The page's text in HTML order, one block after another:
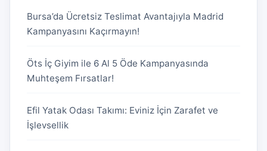
Bursa’da Ücretsiz Teslimat Avantajıyla Madrid
Kampanyasını Kaçırmayın!
Öts İç Giyim ile 6 Al 5 Öde Kampanyasında
Muhteşem Fırsatlar!
Efil Yatak Odası Takımı: Eviniz İçin Zarafet ve
İşlevsellik